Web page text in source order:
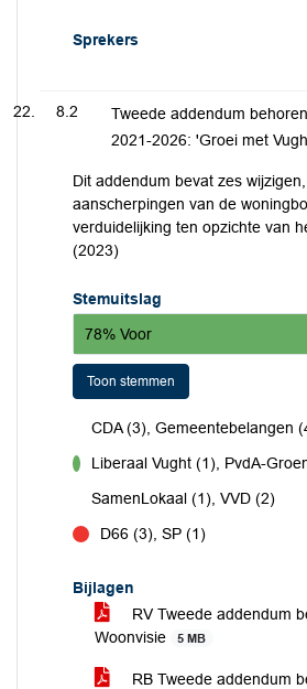
Sprekers
8.2
Tweede addendum
2021-2026: 'Groei met
Dit addendum bevat zes
aanscherpingen van de
verduidelijking ten opzichte van
(2023)
Stemuitslag
78% Voor
Toon stemmen
CDA (3), Gemeentebelangen
Liberaal Vught (1), PvdA-
SamenLokaal (1), VVD (2)
D66 (3), SP (1)
Bijlagen
RV Tweede addendum
Woonvisie
5 MB
RB Tweede addendum